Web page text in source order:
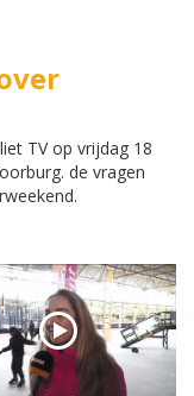
TV op vrijdag 18
de vragen